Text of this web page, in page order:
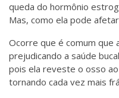
queda do hormônio
Mas, como ela pode
Ocorre que é comum que
prejudicando a saúde
pois ela reveste o osso
tornando cada vez mais